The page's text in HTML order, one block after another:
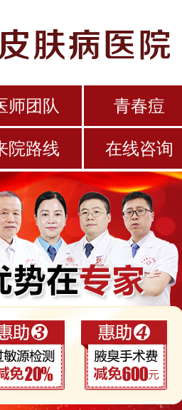
师团队 青春痘
院路线 在线咨询